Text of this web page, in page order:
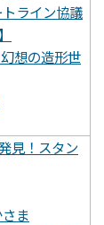
ライン協議
想の造形世
見！スタン
ま